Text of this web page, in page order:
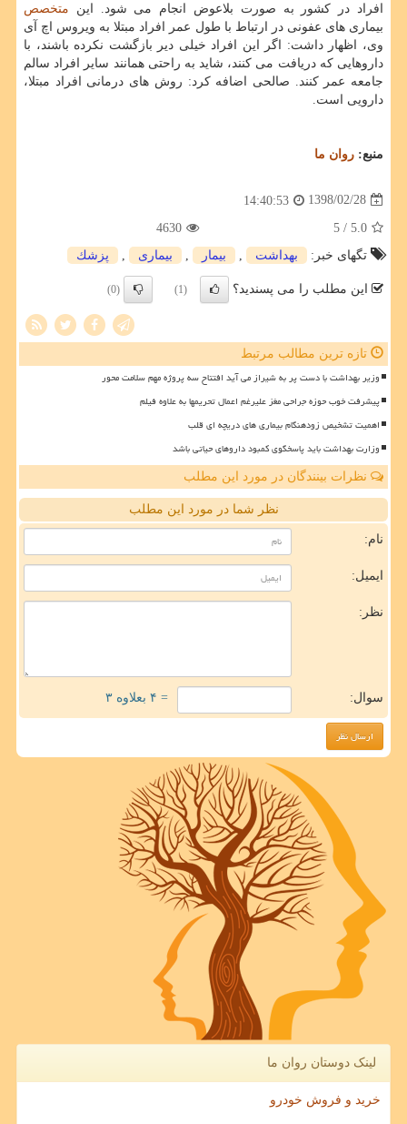
افراد در كشور به صورت بلاعوض انجام می شود. این متخصص
بیماری های عفونی در ارتباط با طول عمر افراد مبتلا به ویروس اچ آی
وی، اظهار داشت: اگر این افراد خیلی دیر بازگشت نكرده باشند، با
داروهایی كه دریافت می كنند، شاید به راحتی همانند سایر افراد سالم
جامعه عمر كنند. صالحی اضافه كرد: روش های درمانی افراد مبتلا،
دارویی است.
منبع: روان ما
1398/02/28
14:40:53
5.0
/ 5
4630
تگهای خبر:
بهداشت بیمار بیماری پزشك
این مطلب را می پسندید؟ (1)
(0)
تازه ترین مطالب مرتبط
وزیر بهداشت با دست پر به شیراز می آید افتتاح سه پروژه مهم سلامت محور
پیشرفت خوب حوزه جراحی مغز علیرغم اعمال تحریمها به علاوه فیلم
اهمیت تشخیص زودهنگام بیماری های دریچه ای قلب
وزارت بهداشت باید پاسخگوی کمبود داروهای حیاتی باشد
نظرات بینندگان در مورد این مطلب
نظر شما در مورد این مطلب
نام:
ایمیل:
نظر:
سوال: = ۴ بعلاوه ۳
لینک دوستان روان ما
خرید و فروش خودرو